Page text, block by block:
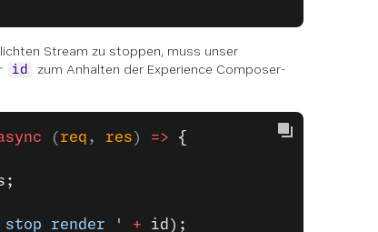
Stream zu stoppen, muss unser
id
zum Anhalten der Experience Composer-
( req , res ) => {
render ' + id);